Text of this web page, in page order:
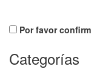
Por favor
Categorías